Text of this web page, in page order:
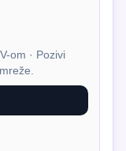
om · Pozivi